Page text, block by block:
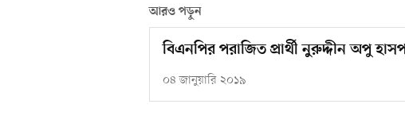
আরও পড়ুন
বিএনপির পরাজিত প্রার্থী নুরুদ্দীন অপু
০৪ জানুয়ারি ২০১৯